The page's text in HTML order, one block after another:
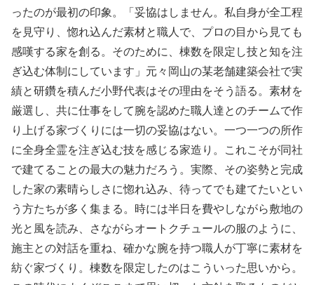
ったのが最初の印象。「妥協はしません。私自身が全工程
を見守り、惚れ込んだ素材と職人で、プロの目から見ても
感嘆する家を創る。そのために、棟数を限定し技と知を注
ぎ込む体制にしています」元々岡山の某老舗建築会社で実
績と研鑽を積んだ小野代表はその理由をそう語る。素材を
厳選し、共に仕事をして腕を認めた職人達とのチームで作
り上げる家づくりには一切の妥協はない。一つ一つの所作
に全身全霊を注ぎ込む技を感じる家造り。これこそが同社
で建てることの最大の魅力だろう。実際、その姿勢と完成
した家の素晴らしさに惚れ込み、待ってでも建てたいとい
う方たちが多く集まる。時には半日を費やしながら敷地の
光と風を読み、さながらオートクチュールの服のように、
施主との対話を重ね、確かな腕を持つ職人が丁寧に素材を
紡ぐ家づくり。棟数を限定したのはこういった思いから。